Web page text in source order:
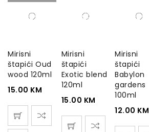
Mirisni
štapići Oud
wood 120ml
15.00 KM
Mirisni
štapići
Exotic blend
120ml
15.00 KM
Mirisni
štapići
Babylon
gardens
100ml
12.00 KM